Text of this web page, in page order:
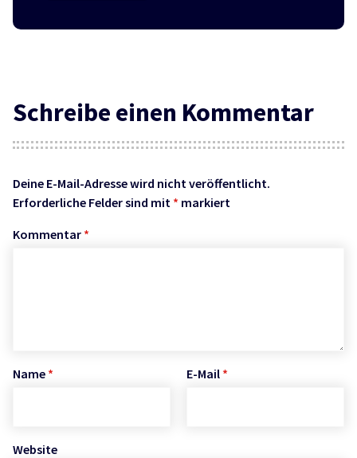
Schreibe einen Kommentar
Deine E-Mail-Adresse wird nicht veröffentlicht.
Erforderliche Felder sind mit * markiert
Kommentar *
Name * E-Mail *
Website